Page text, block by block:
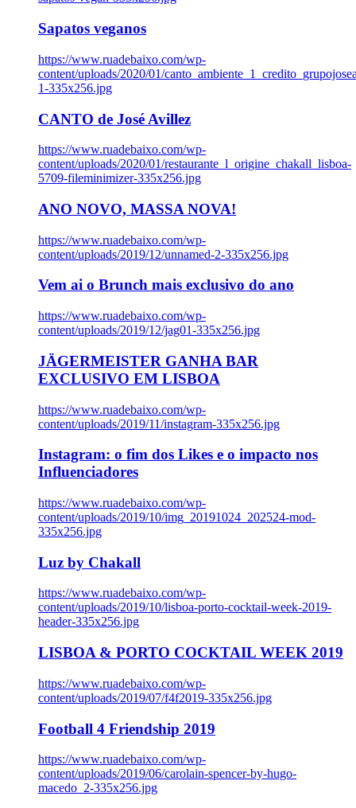
Sapatos veganos
https://www.ruadebaixo.com/wp-
content/uploads/2020/01/
1-335x256.jpg
CANTO de José Avillez
https://www.ruadebaixo.com/wp-
content/uploads/2020/01/restaurante_l_origine_chakall_lisboa-
5709-fileminimizer-335x256.jpg
ANO NOVO, MASSA NOVA!
https://www.ruadebaixo.com/wp-
content/uploads/2019/12/unnamed-2-335x256.jpg
Vem ai o Brunch mais exclusivo do ano
https://www.ruadebaixo.com/wp-
content/uploads/2019/12/jag01-335x256.jpg
JÄGERMEISTER GANHA BAR
EXCLUSIVO EM LISBOA
https://www.ruadebaixo.com/wp-
content/uploads/2019/11/instagram-335x256.jpg
Instagram: o fim dos Likes e o impacto nos
Influenciadores
https://www.ruadebaixo.com/wp-
content/uploads/2019/10/img_20191024_202524-mod-
335x256.jpg
Luz by Chakall
https://www.ruadebaixo.com/wp-
content/uploads/2019/10/lisboa-porto-cocktail-week-2019-
header-335x256.jpg
LISBOA & PORTO COCKTAIL WEEK 2019
https://www.ruadebaixo.com/wp-
content/uploads/2019/07/f4f2019-335x256.jpg
Football 4 Friendship 2019
https://www.ruadebaixo.com/wp-
content/uploads/2019/06/carolain-spencer-by-hugo-
macedo_2-335x256.jpg